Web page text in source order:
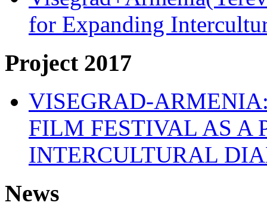
for Expanding
Project 2017
VISEGRAD-
FILM FESTIVAL AS A
INTERCULTURAL
News